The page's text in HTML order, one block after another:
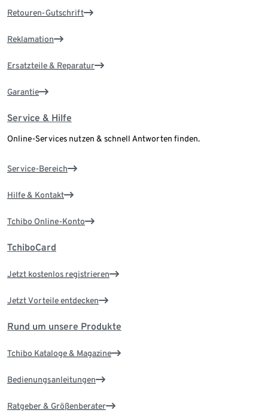
Retouren-Gutschrift
Reklamation
Ersatzteile & Reparatur
Garantie
Service & Hilfe
Online-Services nutzen & schnell Antworten finden.
Service-Bereich
Hilfe & Kontakt
Tchibo Online-Konto
TchiboCard
Jetzt kostenlos registrieren
Jetzt Vorteile entdecken
Rund um unsere Produkte
Tchibo Kataloge & Magazine
Bedienungsanleitungen
Ratgeber & Größenberater